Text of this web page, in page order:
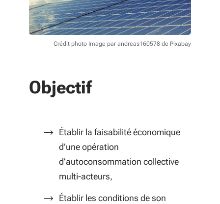
Crédit photo Image par andreas160578 de Pixabay
Objectif
Établir la faisabilité économique
d’une opération
d’autoconsommation collective
multi-acteurs,
Établir les conditions de son